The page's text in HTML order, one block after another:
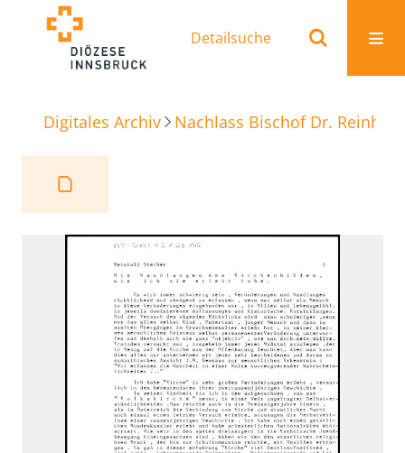
Detailsuche
Digitales Archiv Nachlass Bischof Dr.